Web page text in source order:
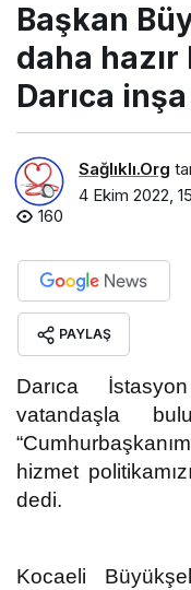
Başkan
daha
Darıca
Sağlıklı.Org
4 Ekim 2022,
160
PAYLAŞ
Darıca
vatandaşla
hizmet
dedi.
Kocaeli